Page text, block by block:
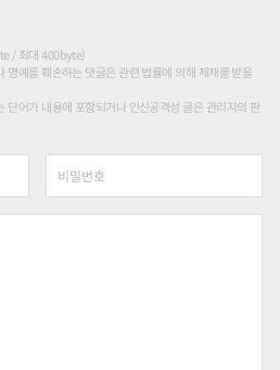
/ 최대 400byte)
명예를 훼손하는 댓글은 관련 법률에 의해 제재를 받을
단어가 내용에 포함되거나 인신공격성 글은 관리자의 판